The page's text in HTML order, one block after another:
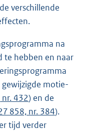
verschillende
na
te hebben en naar
motie-
432) en de
858, nr. 384).
tijd verder